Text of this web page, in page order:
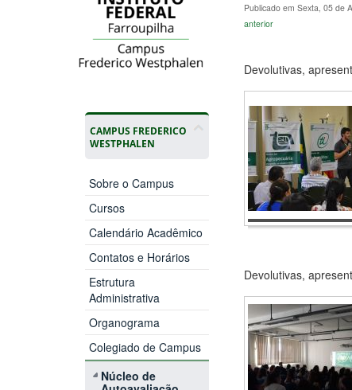
CAMPUS FREDERICO
WESTPHALEN
Sobre o Campus
Cursos
Calendário Acadêmico
Contatos e Horários
Estrutura
Administrativa
Organograma
Colegiado de Campus
Núcleo de
Publicado em Sexta, 05 de
anterior
Devolutivas,
Devolutivas,